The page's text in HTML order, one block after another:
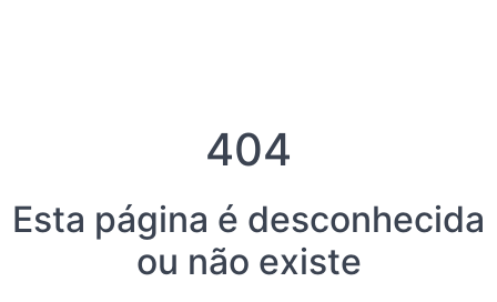
404
Esta página é desconhecida
ou não existe